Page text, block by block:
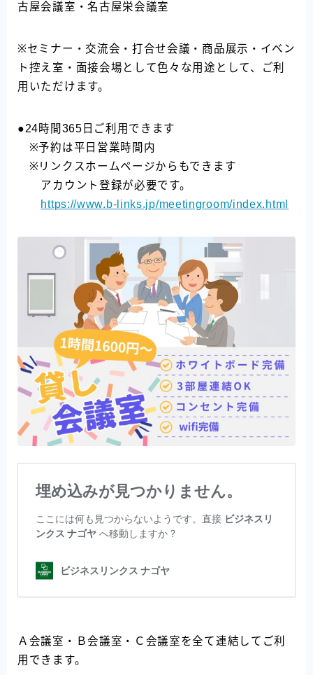
古屋会議室・名古屋栄会議室
※セミナー・交流会・打合せ会議・商品展示・イベン
ト控え室・面接会場として色々な用途として、ご利
用いただけます。
●24時間365日ご利用できます
※予約は平日営業時間内
※リンクスホームページからもできます
アカウント登録が必要です。
https://www.b-links.jp/meetingroom/index.html
Ａ会議室・Ｂ会議室・Ｃ会議室を全て連結してご利
用できます。